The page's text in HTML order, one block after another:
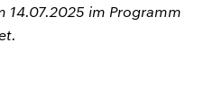
14.07.2025 im Programm